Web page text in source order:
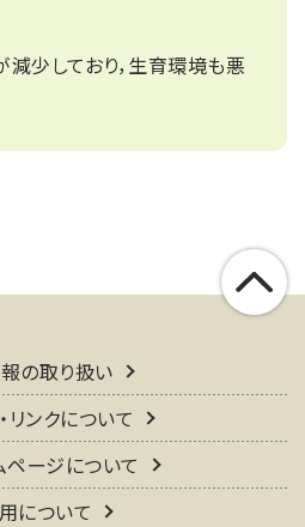
少しており，生育環境も悪
の取り扱い
リンクについて
ページについて
について